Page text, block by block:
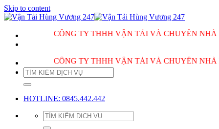
Skip to content
CÔNG TY THHH VẬN TẢI VÀ CHUYỂN NHÀ HÙNG
CÔNG TY THHH VẬN TẢI VÀ CHUYỂN NHÀ HÙNG
HOTLINE: 0845.442.442